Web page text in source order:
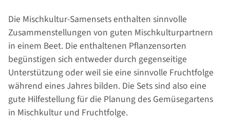
Die Mischkultur-Samensets enthalten sinnvolle
Zusammenstellungen von guten Mischkulturpartnern
in einem Beet. Die enthaltenen Pflanzensorten
begünstigen sich entweder durch gegenseitige
Unterstützung oder weil sie eine sinnvolle Fruchtfolge
während eines Jahres bilden. Die Sets sind also eine
gute Hilfestellung für die Planung des Gemüsegartens
in Mischkultur und Fruchtfolge.